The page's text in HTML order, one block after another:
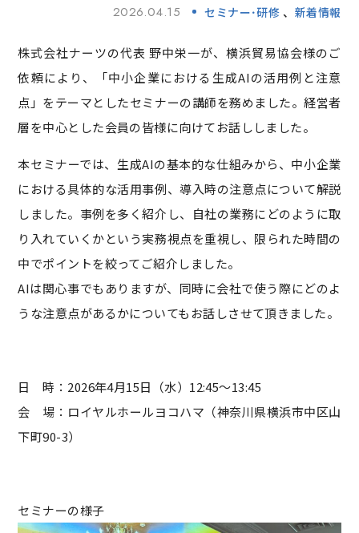
2026.04.15 セミナー･研修 新着情報
株式会社ナーツの代表 野中栄一が、横浜貿易協会様のご
依頼により、「中小企業における生成AIの活用例と注意
点」をテーマとしたセミナーの講師を務めました。経営者
層を中心とした会員の皆様に向けてお話ししました。
本セミナーでは、生成AIの基本的な仕組みから、中小企業
における具体的な活用事例、導入時の注意点について解説
しました。事例を多く紹介し、自社の業務にどのように取
り入れていくかという実務視点を重視し、限られた時間の
中でポイントを絞ってご紹介しました。
AIは関心事でもありますが、同時に会社で使う際にどのよ
うな注意点があるかについてもお話しさせて頂きました。
日 時：2026年4月15日（水）12:45～13:45
会 場：ロイヤルホールヨコハマ（神奈川県横浜市中区山
下町90-3）
セミナーの様子